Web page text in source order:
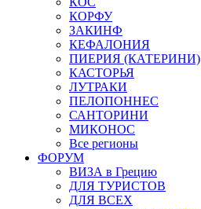
КОРФУ
ЗАКИНФ
КЕФАЛОНИЯ
ПИЕРИЯ (КАТЕРИНИ)
КАСТОРЬЯ
ЛУТРАКИ
ПЕЛОПОННЕС
САНТОРИНИ
МИКОНОС
Все регионы
ФОРУМ
ВИЗА в Грецию
ДЛЯ ТУРИСТОВ
ДЛЯ ВСЕХ